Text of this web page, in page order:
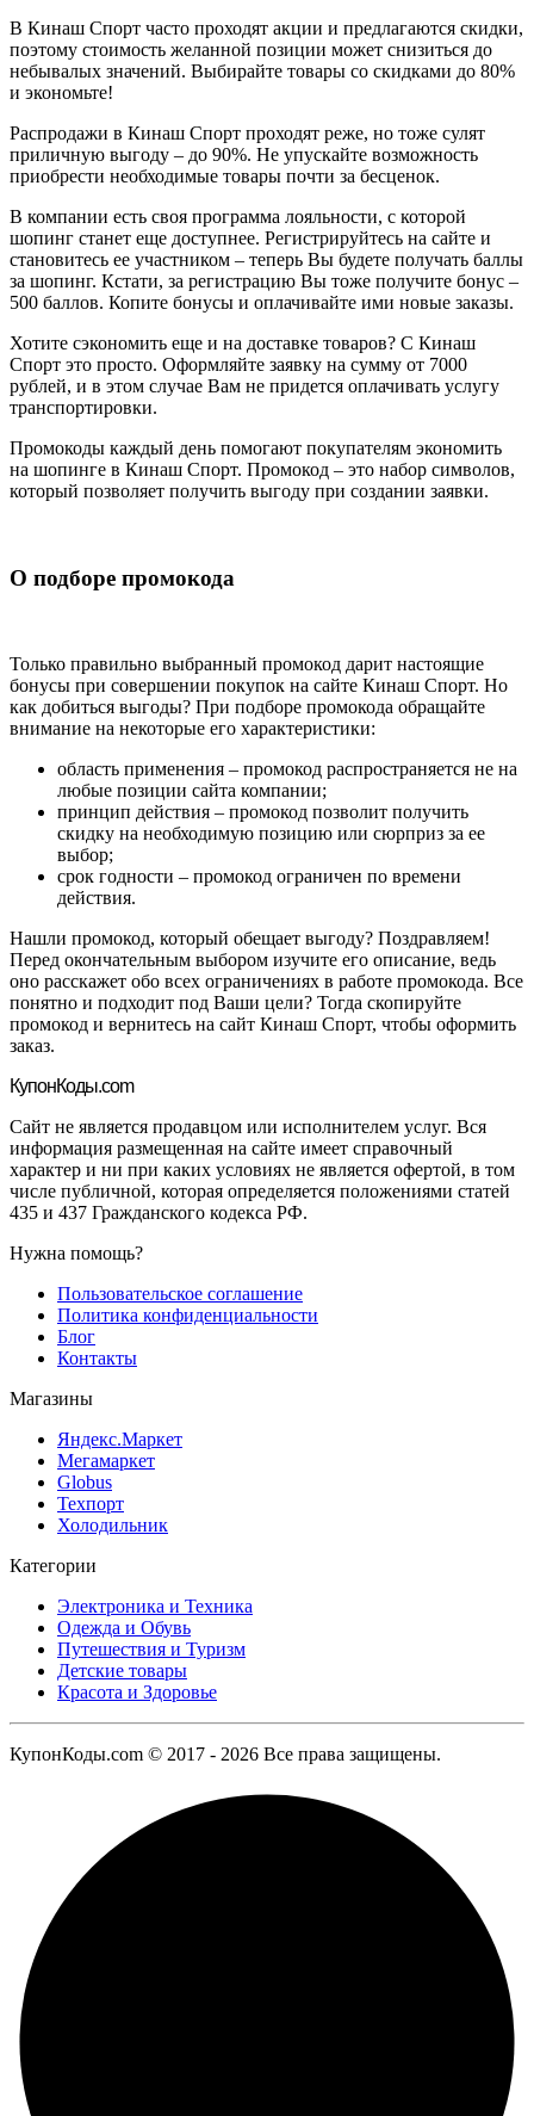
В Кинаш Спорт часто проходят акции и предлагаются скидки,
поэтому стоимость желанной позиции может снизиться до
небывалых значений. Выбирайте товары со скидками до 80%
и экономьте!
Распродажи в Кинаш Спорт проходят реже, но тоже сулят
приличную выгоду – до 90%. Не упускайте возможность
приобрести необходимые товары почти за бесценок.
В компании есть своя программа лояльности, с которой
шопинг станет еще доступнее. Регистрируйтесь на сайте и
становитесь ее участником – теперь Вы будете получать баллы
за шопинг. Кстати, за регистрацию Вы тоже получите бонус –
500 баллов. Копите бонусы и оплачивайте ими новые заказы.
Хотите сэкономить еще и на доставке товаров? С Кинаш
Спорт это просто. Оформляйте заявку на сумму от 7000
рублей, и в этом случае Вам не придется оплачивать услугу
транспортировки.
Промокоды каждый день помогают покупателям экономить
на шопинге в Кинаш Спорт. Промокод – это набор символов,
который позволяет получить выгоду при создании заявки.
О подборе промокода
Только правильно выбранный промокод дарит настоящие
бонусы при совершении покупок на сайте Кинаш Спорт. Но
как добиться выгоды? При подборе промокода обращайте
внимание на некоторые его характеристики:
область применения – промокод распространяется не на
любые позиции сайта компании;
принцип действия – промокод позволит получить
скидку на необходимую позицию или сюрприз за ее
выбор;
срок годности – промокод ограничен по времени
действия.
Нашли промокод, который обещает выгоду? Поздравляем!
Перед окончательным выбором изучите его описание, ведь
оно расскажет обо всех ограничениях в работе промокода. Все
понятно и подходит под Ваши цели? Тогда скопируйте
промокод и вернитесь на сайт Кинаш Спорт, чтобы оформить
заказ.
КупонКоды.com
Сайт не является продавцом или исполнителем услуг. Вся
информация размещенная на сайте имеет справочный
характер и ни при каких условиях не является офертой, в том
числе публичной, которая определяется положениями статей
435 и 437 Гражданского кодекса РФ.
Нужна помощь?
Пользовательское соглашение
Политика конфиденциальности
Блог
Контакты
Магазины
Яндекс.Маркет
Мегамаркет
Globus
Техпорт
Холодильник
Категории
Электроника и Техника
Одежда и Обувь
Путешествия и Туризм
Детские товары
Красота и Здоровье
КупонКоды.com © 2017 - 2026 Все права защищены.